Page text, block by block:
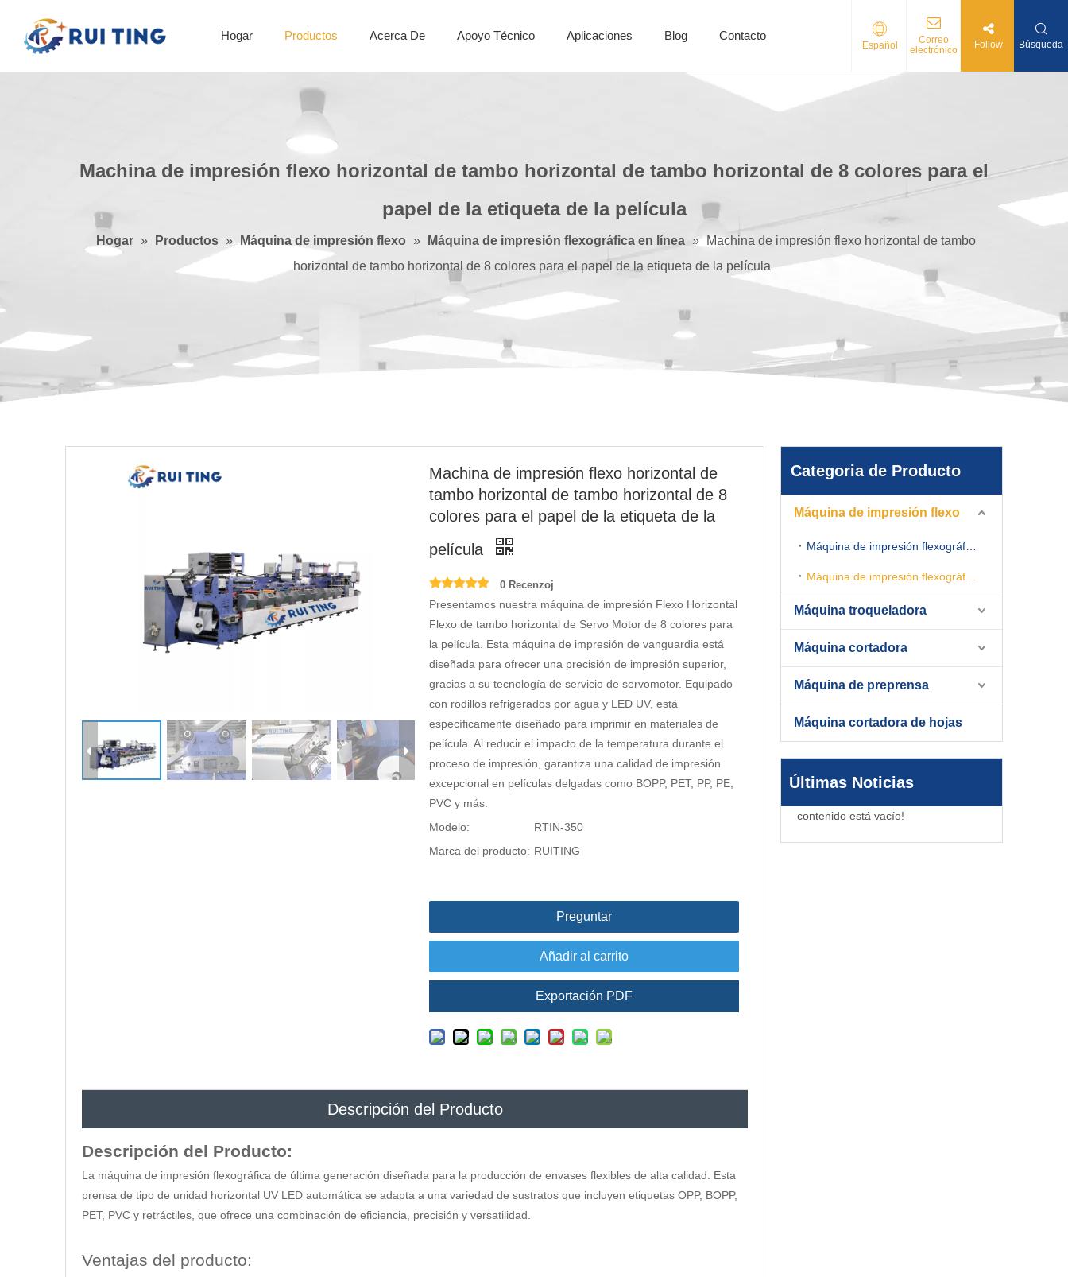
Hogar Productos Acerca De Apoyo Técnico Aplicaciones Blog Contacto
Español
Correo
electrónico
Follow Búsqueda
Machina de impresión flexo horizontal de tambo horizontal de tambo horizontal de 8 colores para el
papel de la etiqueta de la película
Hogar » Productos » Máquina de impresión flexo » Máquina de impresión flexográfica en línea » Machina de impresión flexo horizontal de tambo
horizontal de tambo horizontal de 8 colores para el papel de la etiqueta de la película
Machina de impresión flexo horizontal de
tambo horizontal de tambo horizontal de 8
colores para el papel de la etiqueta de la
película
0 Recenzoj
Presentamos nuestra máquina de impresión Flexo Horizontal
Flexo de tambo horizontal de Servo Motor de 8 colores para
la película. Esta máquina de impresión de vanguardia está
diseñada para ofrecer una precisión de impresión superior,
gracias a su tecnología de servicio de servomotor. Equipado
con rodillos refrigerados por agua y LED UV, está
específicamente diseñado para imprimir en materiales de
película. Al reducir el impacto de la temperatura durante el
proceso de impresión, garantiza una calidad de impresión
excepcional en películas delgadas como BOPP, PET, PP, PE,
PVC y más.
Modelo:
RTIN-350
Marca del producto: RUITING
Preguntar
Añadir al carrito
Exportación PDF
Descripción del Producto
Descripción del Producto:
La máquina de impresión flexográfica de última generación diseñada para la producción de envases flexibles de alta calidad. Esta
prensa de tipo de unidad horizontal UV LED automática se adapta a una variedad de sustratos que incluyen etiquetas OPP, BOPP,
PET, PVC y retráctiles, que ofrece una combinación de eficiencia, precisión y versatilidad.
Ventajas del producto:
Categoria de Producto
Máquina de impresión flexo
Máquina troqueladora
Máquina cortadora
Máquina de preprensa
Máquina cortadora de hojas
Últimas Noticias
contenido está vacío!